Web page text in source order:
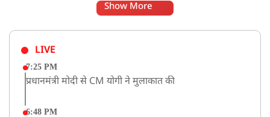
Show More
LIVE
7:25 PM
प्रधानमंत्री मोदी से CM योगी ने मुलाकात की
6:48 PM